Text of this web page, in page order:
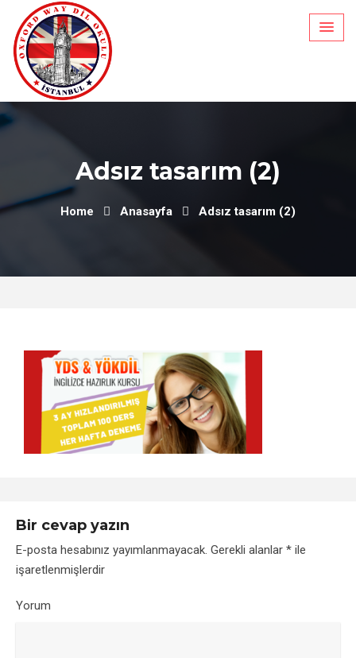
content
Adsız tasarım (2)
Home Anasayfa Adsız tasarım (2)
Bir cevap yazın
E-posta hesabınız yayımlanmayacak. Gerekli alanlar * ile
işaretlenmişlerdir
Yorum